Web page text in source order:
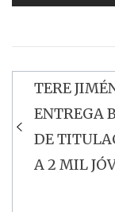
de
entradas
TERE
ENTREGA
DE
A 2 MIL